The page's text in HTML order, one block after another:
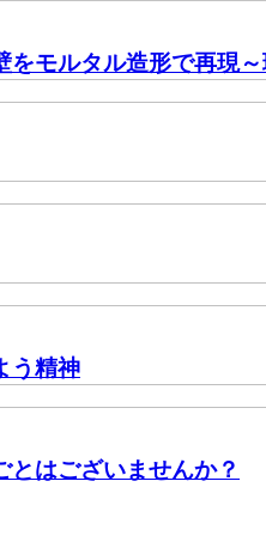
をモルタル造形で再現
う精神
はございませんか？